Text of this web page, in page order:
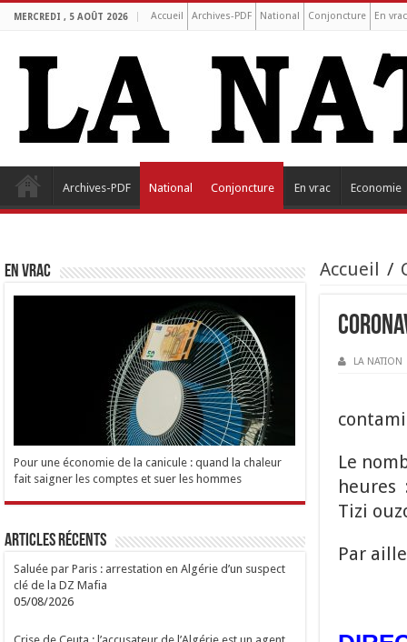
MERCREDI , 5 AOÛT 2026 Accueil Archives-PDF National Conjoncture En vrac
Archives-PDF National Conjoncture En vrac Economie
Accueil /
LA NATION
Le
heures
Tizi
Par
EN VRAC
Pour une économie de la canicule : quand la chaleur
fait saigner les comptes et suer les hommes
Articles Récents
Saluée par Paris : arrestation en Algérie d’un suspect
clé de la DZ Mafia
05/08/2026